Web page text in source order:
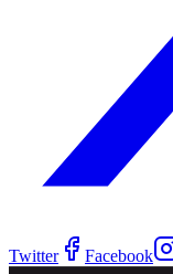
Twitter Facebook